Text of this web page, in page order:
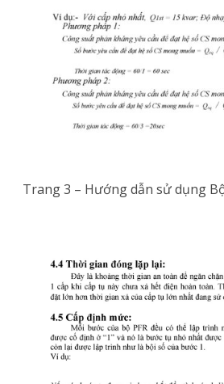
Trang 3 – Hướng dẫn sử dụng